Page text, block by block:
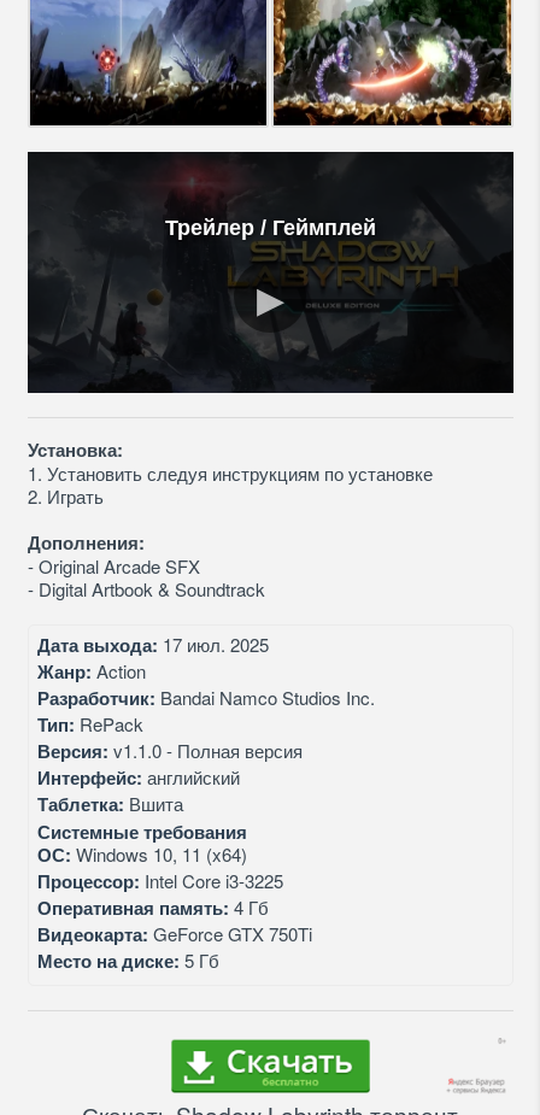
Трейлер / Геймплей
Установка:
1. Установить следуя инструкциям по установке
2. Играть
Дополнения:
- Original Arcade SFX
- Digital Artbook & Soundtrack
Дата выхода: 17 июл. 2025
Жанр: Action
Разработчик: Bandai Namco Studios Inc.
Тип: RePack
Версия: v1.1.0 - Полная версия
Интерфейс: английский
Таблетка: Вшита
Системные требования
ОС: Windows 10, 11 (x64)
Процессор: Intel Core i3-3225
Оперативная память: 4 Гб
Видеокарта: GeForce GTX 750Ti
Место на диске: 5 Гб